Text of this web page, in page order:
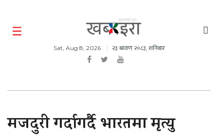
Sat, Aug 8, 2026 २३ श्रावण २०८३, शनिबार
मजदुरी गर्दागर्दै भारतमा मृत्यु